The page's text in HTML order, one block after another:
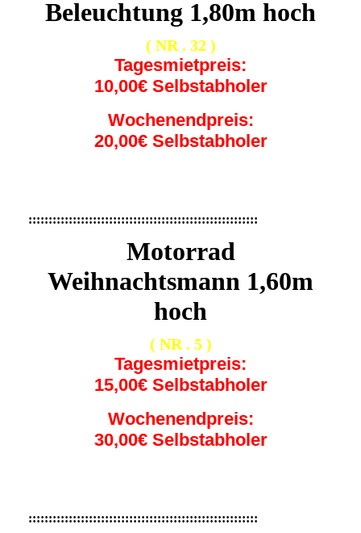
Beleuchtung 1,80m hoch
( NR . 32 )
Tagesmietpreis:
10,00€ Selbstabholer
Wochenendpreis:
20,00€ Selbstabholer
:::::::::::::::::::::::::::::::::::::::::::::::::::::::::
Motorrad
Weihnachtsmann 1,60m
hoch
( NR . 5 )
Tagesmietpreis:
15,00€ Selbstabholer
Wochenendpreis:
30,00€ Selbstabholer
:::::::::::::::::::::::::::::::::::::::::::::::::::::::::